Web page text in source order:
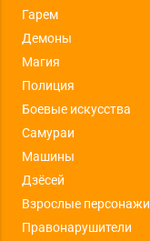
Гарем
Демоны
Магия
Полиция
Боевые искусства
Самураи
Машины
Дзёсей
Взрослые персонажи
Правонарушители